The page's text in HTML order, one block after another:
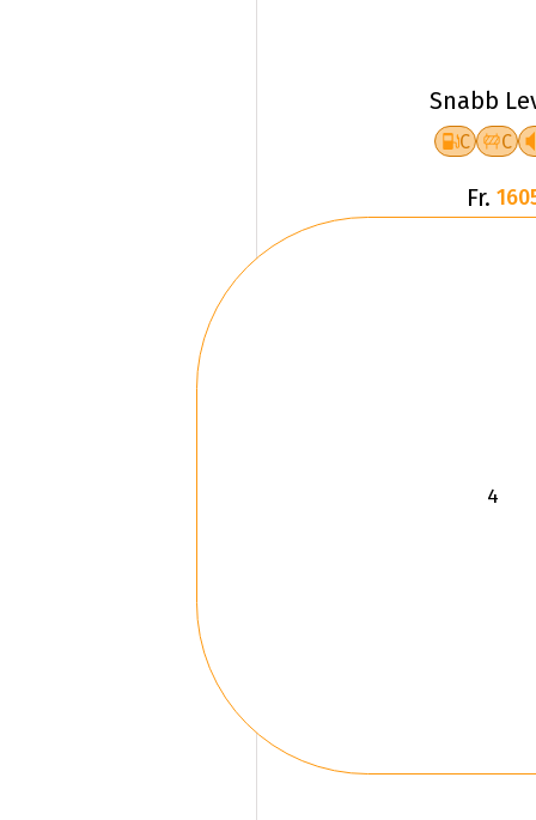
Snabb
C C
Fr.